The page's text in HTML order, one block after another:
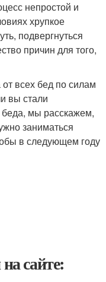
непростой и
хрупкое
подвергнуться
причин для того,
всех бед по силам
вы стали
мы расскажем,
заниматься
в следующем году
сайте: